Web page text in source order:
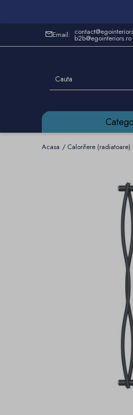
Email: b2b@egointeriors.ro
Acasa Calorifere (radiatoare)